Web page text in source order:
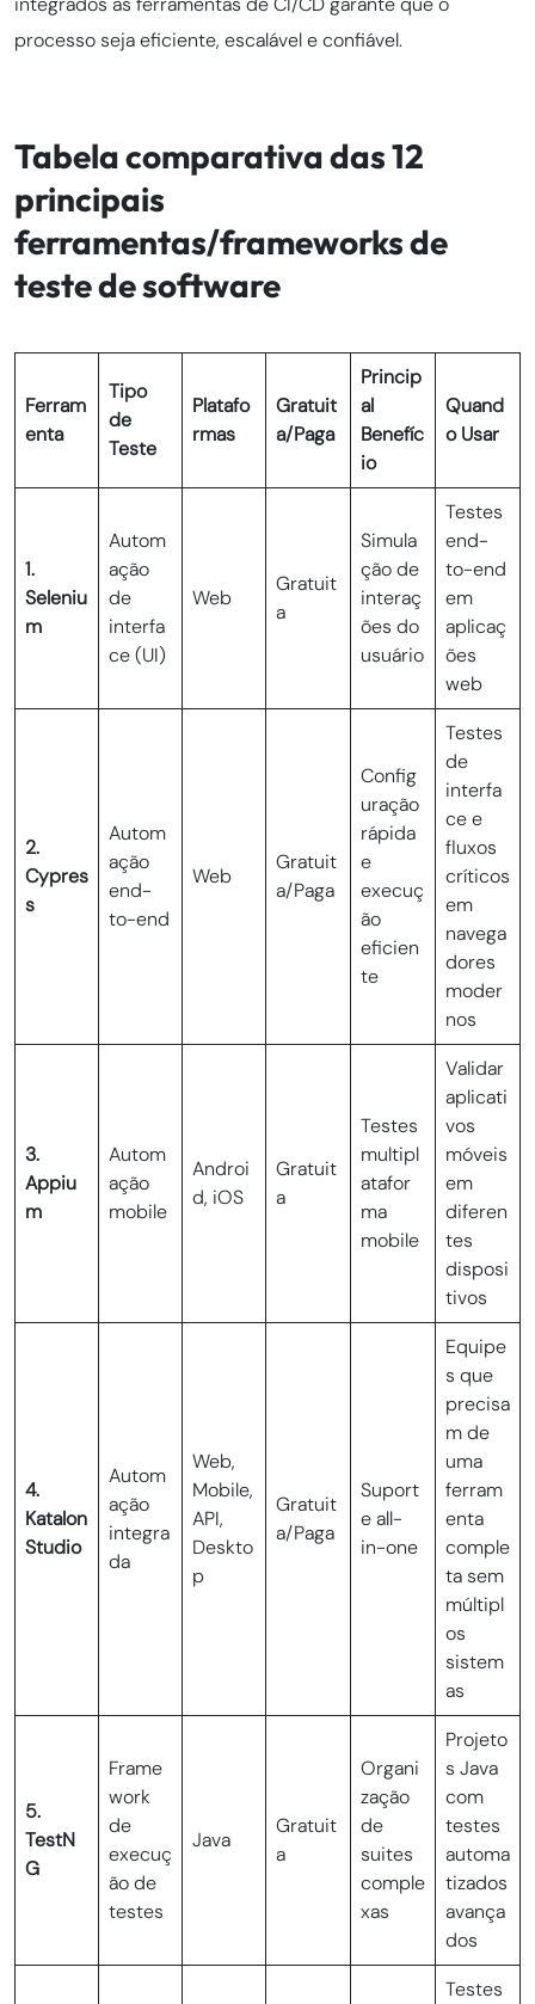
processo seja eficiente, escalável e confiável.
Tabela comparativa das 12
principais
ferramentas/frameworks de
teste de software
Ferram
enta
Tipo
de
Teste
Platafo
rmas
Gratuit
a/Paga
Princip
al
Benefíc
io
Quand
o Usar
1.
Seleniu
m
Autom
ação
de
interfa
ce (UI)
Web
Gratuit
a
Simula
ção de
interaç
ões do
usuário
Testes
end-
to-end
em
aplicaç
ões
web
2.
Cypres
s
Autom
ação
end-
to-end
Web
Gratuit
a/Paga
Config
uração
rápida
e
execuç
ão
eficien
te
Testes
de
interfa
ce e
fluxos
críticos
em
navega
dores
moder
nos
3.
Appiu
m
Autom
ação
mobile
Androi
d, iOS
Gratuit
a
Testes
multipl
atafor
ma
mobile
Validar
aplicati
vos
móveis
em
diferen
tes
disposi
tivos
4.
Katalon
Studio
Autom
ação
integra
da
Web,
Mobile,
API,
Deskto
p
Gratuit
a/Paga
Suport
e all-
in-one
Equipe
s que
precisa
m de
uma
ferram
enta
comple
ta sem
múltipl
os
sistem
as
5.
TestN
G
Frame
work
de
execuç
ão de
testes
Java
Gratuit
a
Organi
zação
de
suites
comple
xas
Projeto
s Java
com
testes
automa
tizados
avança
dos
Testes